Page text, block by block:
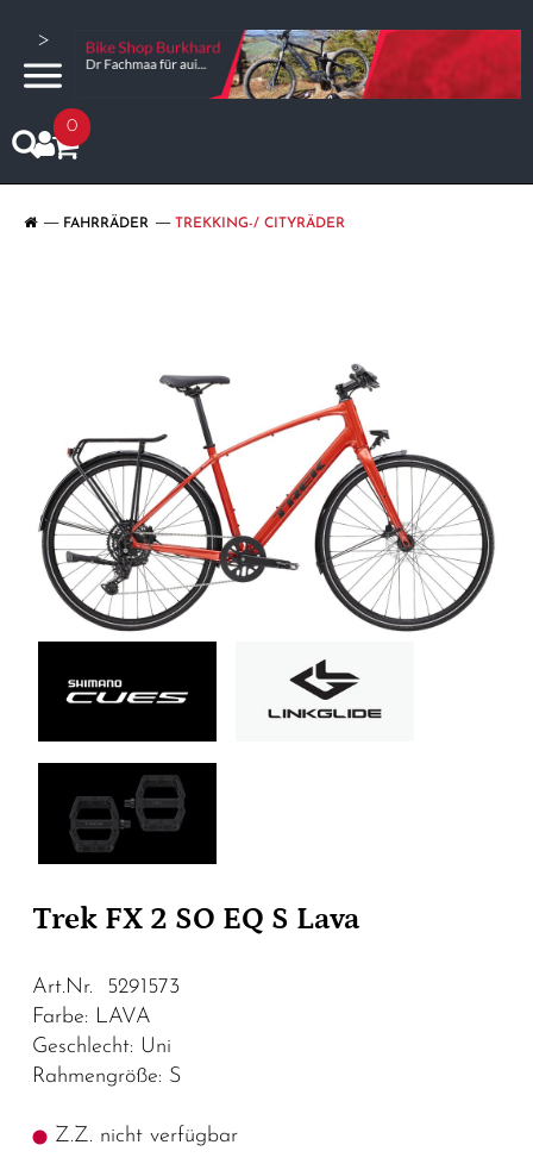
>
0
FAHRRÄDER TREKKING-/ CITYRÄDER
Trek FX 2 SO EQ S Lava
Art.Nr. 5291573
Farbe: LAVA
Geschlecht: Uni
Rahmengröße: S
Z.Z. nicht verfügbar